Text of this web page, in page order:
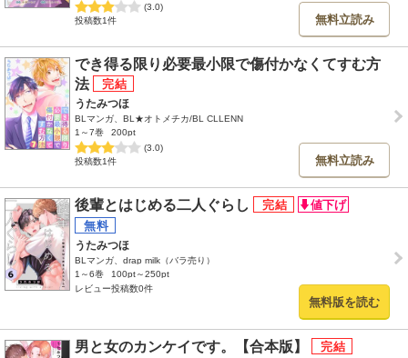
(3.0)
投稿数1件
無料立読み
でき得る限り必要最小限で傷付かなくてすむ方
法
うたみつほ
BLマンガ、BL★オトメチカ/BL CLLENN
1～7巻
200pt
(3.0)
投稿数1件
無料立読み
後輩とはじめる二人ぐらし
うたみつほ
BLマンガ、drap milk（バラ売り）
1～6巻
100pt～250pt
レビュー投稿数0件
無料版を読む
男と女のカンケイです。【合本版】